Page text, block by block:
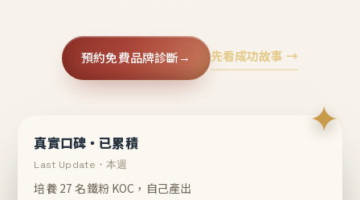
預約免費品牌診斷→ 先看成功故事 →
✦
真實口碑・已累積
Last Update・本週
培養 27 名鐵粉 KOC，自己產出